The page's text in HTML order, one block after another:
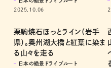
2025.10.06
栗駒焼石ほっとライン（岩手
県）。奥州湖大橋と紅葉に染ま
る山々を走る
日本の絶景ドライブルート